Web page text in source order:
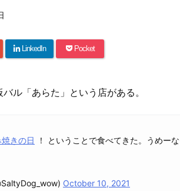
LinkedIn Pocket
ル「あらた」という店がある。
きの日 ！ ということで食べてきた。うめーな
October 10, 2021